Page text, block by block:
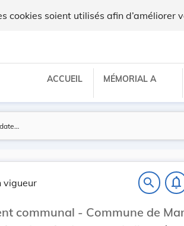
cookies soient utilisés afin d’améliorer
ACCUEIL MÉMORIAL A
vigueur search notifications_none
communal - Commune de